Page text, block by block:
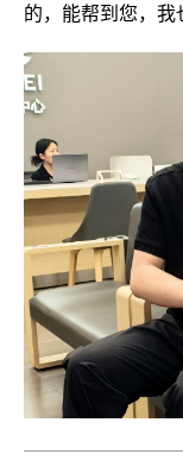
的，能帮到您，我